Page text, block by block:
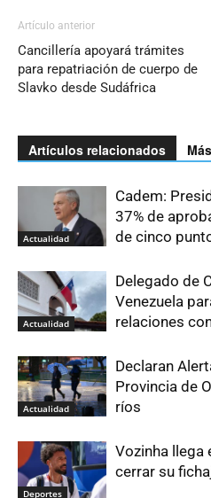
Artículo anterior
Cancillería apoyará trámites
para repatriación de cuerpo de
Slavko desde Sudáfrica
Artículos relacionados
Actualidad
Cadem:
37% de
de cinco
Actualidad
Delegado de
Venezuela
relaciones
Actualidad
Declaran
Provincia de
ríos
Deportes
Vozinha llega
cerrar su